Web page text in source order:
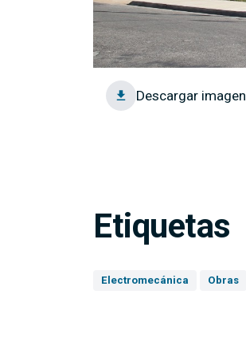
Descargar imagen
Etiquetas
Electromecánica Obras